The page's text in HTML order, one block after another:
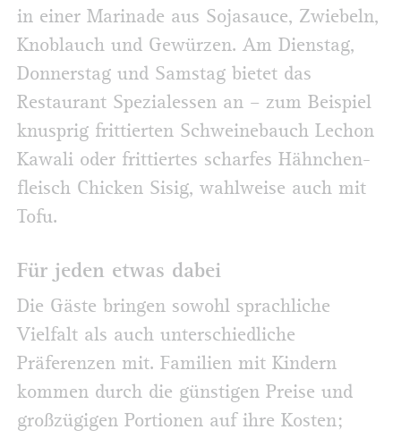
in einer Marinade aus Sojasauce, Zwiebeln,
Knoblauch und Gewürzen. Am Dienstag,
Donnerstag und Samstag bietet das
Restaurant Spezialessen an – zum Beispiel
knusprig frittierten Schweinebauch Lechon
Kawali oder frittiertes scharfes Hähnchen­
fleisch Chicken Sisig, wahlweise auch mit
Tofu.
Für jeden etwas dabei
Die Gäste bringen sowohl sprachliche
Vielfalt als auch unterschiedliche
Präferenzen mit. Familien mit Kindern
kommen durch die günstigen Preise und
großzügigen Portionen auf ihre Kosten;